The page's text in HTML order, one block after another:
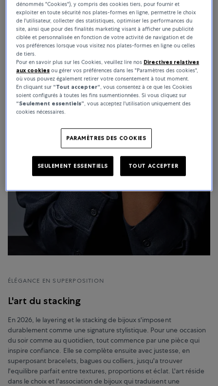
ÉLÉGANCE EN SUPERPOSITION
L'art du stacking
En 2026, le layering et le stacking de bijoux s'imposent
durablement comme une signature stylistique. Pour une occasion
du soir comme au quotidien, tout commence par une pièce qui
inspire confiance. Elle se complète ensuite avec justesse, en
superposant bracelets, bagues ou colliers, jusqu'a trouver
l'equilibre parfait entre textures, proportions et éclat. L'art réside
dans le choix et l'association de bijoux qui traduisent une
dénommés "Cookies"), y compris des cookies tiers, pour fournir et
exploiter en toute sécurité nos plates-formes en ligne, permettre le choix
de l'utilisateur, collecter des statistiques, optimiser les performances du
site, ainsi que pour des finalités marketing visant à afficher une publicité
ciblée et personnalisée en fonction de votre activité de navigation et de
vos préférences lorsque vous visitez nos plates-formes en ligne ou celles
de tiers.
Pour en savoir plus sur les Cookies, veuillez lire nos Directives relatives
aux cookies ou gérer vos préférences dans les "Paramètres des cookies",
où vous pouvez également retirer votre consentement à tout moment.
En cliquant sur “Tout accepter“, vous consentez à ce que les Cookies
soient configurés à toutes les fins susmentionnées. Si vous cliquez sur
“Seulement essentiels”, vous acceptez l'utilisation uniquement des
cookies nécessaires.
PARAMÈTRES DES COOKIES
SEULEMENT ESSENTIELS TOUT ACCEPTER